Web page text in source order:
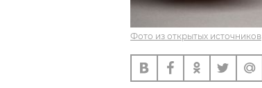
Фото из открытых источников